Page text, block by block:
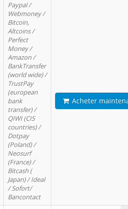
Paypal /
Webmoney /
Bitcoin,
Altcoins /
Perfect
Money /
Amazon /
BankTransfer
(world wide) /
TrustPay
(european
bank
transfer) /
QIWI (CIS
countries) /
Dotpay
(Poland) /
Neosurf
(France) /
Bitcash (
Japan) / Ideal
/ Sofort/
Bancontact
Acheter